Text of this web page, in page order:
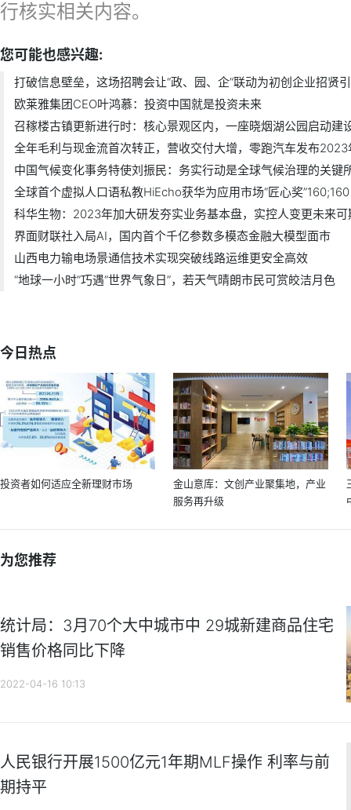
行核实相关内容。
您可能也感兴趣:
打破信息壁垒，这场招聘会让“政、园、企”联动为初创企业招贤
欧莱雅集团CEO叶鸿慕：投资中国就是投资未来
召稼楼古镇更新进行时：核心景观区内，一座晓烟湖公园启动建
全年毛利与现金流首次转正，营收交付大增，零跑汽车发布2023
中国气候变化事务特使刘振民：务实行动是全球气候治理的关键
全球首个虚拟人口语私教HiEcho获华为应用市场“匠心奖”160;160
科华生物：2023年加大研发夯实业务基本盘，实控人变更未来可
界面财联社入局AI，国内首个千亿参数多模态金融大模型面市
山西电力输电场景通信技术实现突破线路运维更安全高效
“地球一小时”巧遇“世界气象日”，若天气晴朗市民可赏皎洁月色
今日热点
投资者如何适应全新理财市场
金山意库：文创产业聚集地，产业
服务再升级
为您推荐
统计局：3月70个大中城市中 29城新建商品住宅
销售价格同比下降
2022-04-16 10:13
人民银行开展1500亿元1年期MLF操作 利率与前
期持平